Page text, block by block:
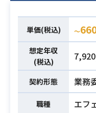
必須スキル
・3D
※ポ
エフ
・ゲ
単価(税込) 〜
想定年収
(税込)
契約形態 業務
職種 エフ